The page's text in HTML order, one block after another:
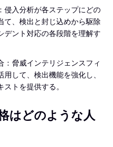
侵入分析が各ステップにどの
て、検出と封じ込めから駆除
デント対応の各段階を理解す
：脅威インテリジェンスフィ
して、検出機能を強化し、
トを提供する。
はどのような人